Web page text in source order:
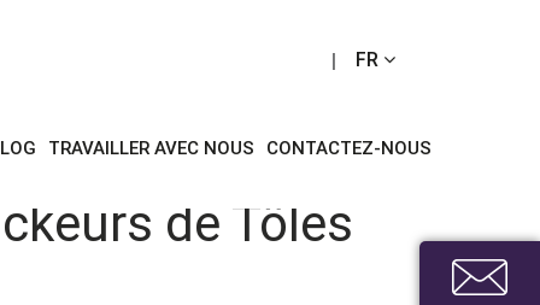
FR
TRAVAILLER AVEC NOUS CONTACTEZ-NOUS
de Tôles